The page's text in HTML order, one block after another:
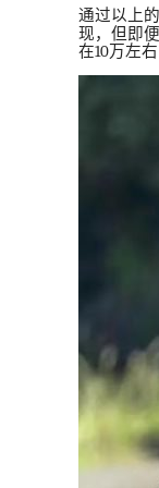
通过以上
现，但即
在10万左